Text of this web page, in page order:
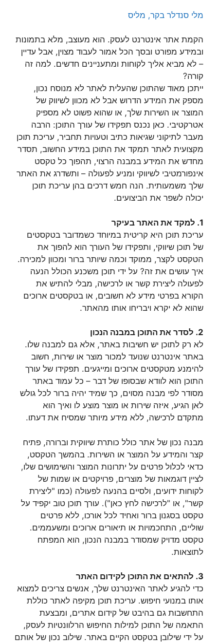
מלי סנדלר בקר, מליס
הקמת אתר אינטרנט לעסק. הוא מעוצב, מלא בתמונות
ובמידע מפורט ובסך הכל אמור לעבוד מצוין, אבל עדיין
– לא מביא אליך לקוחות ומתעניינים חדשים. למה זה
קורה?
ייתכן מאוד שהתוכן שהעלית לאתר לא מנוסח נכון,
מספק את המידע הדרוש אבל לא מכוון לשיווק של
המוצר או השירות שלך, או שהוא פשוט לא מספיק
אטרקטיבי. כאן נכנס תפקידו של עורך התוכן: הרבה
מעבר לתיקוני שגיאות כתיב וטעויות תחביר, עריכת תוכן
מקצועית לאתר תמקד את התוכן במידע החשוב, תסדר
מחדש את המידע במבנה הרצוי, תהפוך כל טקסט
אינפורמטיבי לשיווקי ומניע לפעולה – ותשדרג את האתר
שלך משמעותית. הנה חמש דרכים בהן עריכת תוכן
יכולה לשפר את הביצועים.
1. למקד את האתר בעיקר
עריכת תוכן היא קריטית במיוחד כשמדובר בטקסטים
של תוכן שיווקי, ותפקידו של העורך הוא להפוך את
הטקסט לקצר, ממוקד וכמה שיותר ברור ומכוון למכירה.
איך עושים את זה? על ידי תוכן משכנע הכולל הנעה
לפעולה ליצירת קשר או לרכישה, מבלי להתיש את
הקורא בפרטי מידע לא חשובים, או בטקסטים ארוכים
שהוא לא יקרא ויבריחו אותו מהאתר.
2. לסדר את התוכן במבנה הנכון
לא רק לתוכן יש חשיבות באתר, אלא גם למבנה שלו.
באתר אינטרנט שנועד למכור מוצר או שירות, חשוב
להימנע מטקסטים ארוכים ומייגעים. תפקידו של עורך
התוכן הוא לוודא שבסופו של דבר – כל עמוד באתר
מסודר לפי מבנה מסוים, כך שמיד יהיה ברור לכל גולש
לאן הגיע, איזה שירות או מוצר מוצע לו ואיך הוא
מתקדם לרכישה, ללא מידע מיותר שמסיח את דעתו.
מבנה נכון של אתר כולל כותרת שיווקית וברורה, פתיח
קצר והמידע על המוצר או השירות. בהמשך הטקסט,
כדאי לכלול פרטים על יתרונות המוצר והשימושים שלו,
לציין דוגמאות של מוצרים, פרויקטים או שמות של
לקוחות ידועים, ולסיים בהנעה לפעולה (כמו "ליצירת
קשר", או "לרכישה לחץ כאן"). עורך תוכן טוב יקפיד על
טקסט בסגנון ברור ואחיד לכל אורכו, ללא פרטים
שוליים, התחכמויות או תיאורים ארוכים ומשעממים.
טקסט מדויק שמסודר במבנה הנכון, הוא המפתח
לתוצאות.
3. להתאים את התוכן לקידום האתר
כדי להגיע לאתר האינטרנט שלך, אנשים צריכים למצוא
אותו במנועי חיפוש. עריכת תוכן מקיפה לאתר כוללת
התחשבות גם בהיבט של קידום אתרים, ומבצעת
התאמה של התוכן למילות החיפוש הרלוונטיות לעסק,
על ידי שילובן בטקסט הקיים באתר. שילוב נכון של אותם